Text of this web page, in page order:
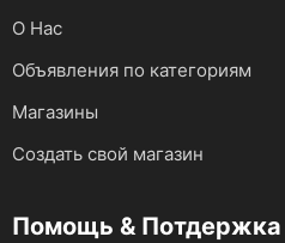
О Нас
Объявления по категориям
Магазины
Создать свой магазин
Помощь & Потдержка